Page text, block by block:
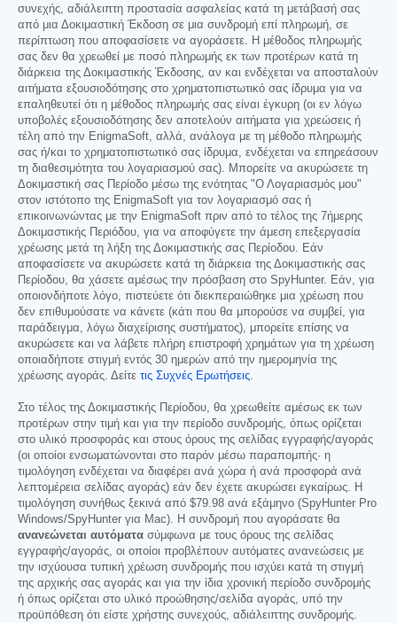
συνεχής, αδιάλειπτη προστασία ασφαλείας κατά τη μετάβασή σας
από μια Δοκιμαστική Έκδοση σε μια συνδρομή επί πληρωμή, σε
περίπτωση που αποφασίσετε να αγοράσετε. Η μέθοδος πληρωμής
σας δεν θα χρεωθεί με ποσό πληρωμής εκ των προτέρων κατά τη
διάρκεια της Δοκιμαστικής Έκδοσης, αν και ενδέχεται να αποσταλούν
αιτήματα εξουσιοδότησης στο χρηματοπιστωτικό σας ίδρυμα για να
επαληθευτεί ότι η μέθοδος πληρωμής σας είναι έγκυρη (οι εν λόγω
υποβολές εξουσιοδότησης δεν αποτελούν αιτήματα για χρεώσεις ή
τέλη από την EnigmaSoft, αλλά, ανάλογα με τη μέθοδο πληρωμής
σας ή/και το χρηματοπιστωτικό σας ίδρυμα, ενδέχεται να επηρεάσουν
τη διαθεσιμότητα του λογαριασμού σας). Μπορείτε να ακυρώσετε τη
Δοκιμαστική σας Περίοδο μέσω της ενότητας "Ο Λογαριασμός μου"
στον ιστότοπο της EnigmaSoft για τον λογαριασμό σας ή
επικοινωνώντας με την EnigmaSoft πριν από το τέλος της 7ήμερης
Δοκιμαστικής Περιόδου, για να αποφύγετε την άμεση επεξεργασία
χρέωσης μετά τη λήξη της Δοκιμαστικής σας Περίοδου. Εάν
αποφασίσετε να ακυρώσετε κατά τη διάρκεια της Δοκιμαστικής σας
Περίοδου, θα χάσετε αμέσως την πρόσβαση στο SpyHunter. Εάν, για
οποιονδήποτε λόγο, πιστεύετε ότι διεκπεραιώθηκε μια χρέωση που
δεν επιθυμούσατε να κάνετε (κάτι που θα μπορούσε να συμβεί, για
παράδειγμα, λόγω διαχείρισης συστήματος), μπορείτε επίσης να
ακυρώσετε και να λάβετε πλήρη επιστροφή χρημάτων για τη χρέωση
οποιαδήποτε στιγμή εντός 30 ημερών από την ημερομηνία της
χρέωσης αγοράς. Δείτε τις Συχνές Ερωτήσεις
Στο τέλος της Δοκιμαστικής Περίοδου, θα χρεωθείτε αμέσως εκ των
προτέρων στην τιμή και για την περίοδο συνδρομής, όπως ορίζεται
στο υλικό προσφοράς και στους όρους της σελίδας εγγραφής/αγοράς
(οι οποίοι ενσωματώνονται στο παρόν μέσω παραπομπής· η
τιμολόγηση ενδέχεται να διαφέρει ανά χώρα ή ανά προσφορά ανά
λεπτομέρεια σελίδας αγοράς) εάν δεν έχετε ακυρώσει εγκαίρως. Η
τιμολόγηση συνήθως ξεκινά από $79.98 ανά εξάμηνο (SpyHunter Pro
Windows/SpyHunter για Mac). Η συνδρομή που αγοράσατε θα
ανανεώνεται αυτόματα σύμφωνα με τους όρους της σελίδας
εγγραφής/αγοράς, οι οποίοι προβλέπουν αυτόματες ανανεώσεις με
την ισχύουσα τυπική χρέωση συνδρομής που ισχύει κατά τη στιγμή
της αρχικής σας αγοράς και για την ίδια χρονική περίοδο συνδρομής
ή όπως ορίζεται στο υλικό προώθησης/σελίδα αγοράς, υπό την
προϋπόθεση ότι είστε χρήστης συνεχούς, αδιάλειπτης συνδρομής.